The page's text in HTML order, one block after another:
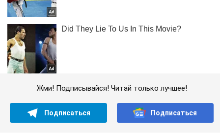
Жми! Подписывайся! Читай только лучшее!
Подписаться Подписаться